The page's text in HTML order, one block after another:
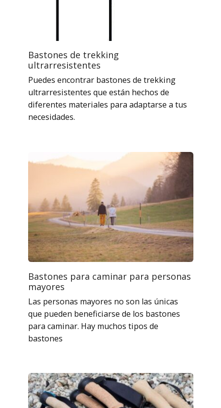
Bastones de trekking
ultrarresistentes
Puedes encontrar bastones de trekking
ultrarresistentes que están hechos de
diferentes materiales para adaptarse a tus
necesidades.
Bastones para caminar para personas
mayores
Las personas mayores no son las únicas
que pueden beneficiarse de los bastones
para caminar. Hay muchos tipos de
bastones